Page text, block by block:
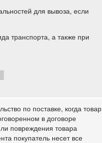
для вывоза, если
транспорта, а также при
по поставке, когда товар
в договоре
повреждения товара
покупатель несет все